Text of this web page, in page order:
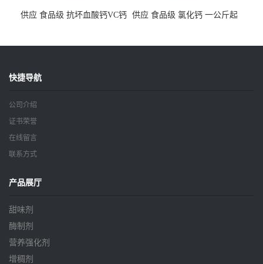
供应 食品级 抗坏血酸钙VC钙 供应 食品级 氯化钙 一公斤起
快捷导航
公司介绍
证书荣誉
在线留言
联系方式
产品展厅
甜味剂
酶制剂
营养强化剂
增稠剂